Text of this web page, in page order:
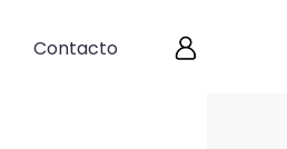
Contacto